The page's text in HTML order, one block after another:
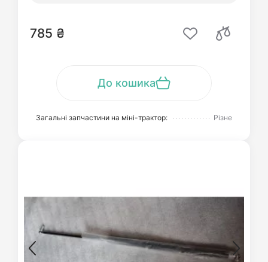
785 ₴
До кошика
Загальні запчастини на міні-трактор: Різне